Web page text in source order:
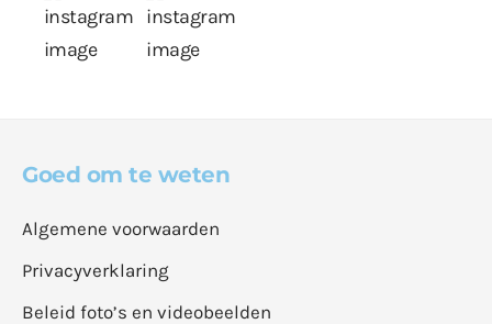
Goed om te weten
Algemene voorwaarden
Privacyverklaring
Beleid foto’s en videobeelden